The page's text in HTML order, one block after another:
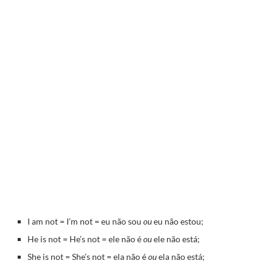
I am not = I’m not = eu não sou oueu não estou;
He is not = He’s not = ele não éouele não está;
She is not = She’s not = ela não éouela não está;